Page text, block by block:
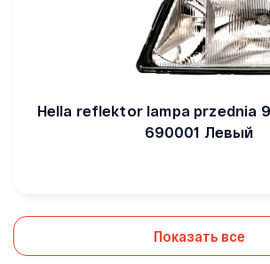
Hella reflektor lampa przednia
690001 Левый
Показать все